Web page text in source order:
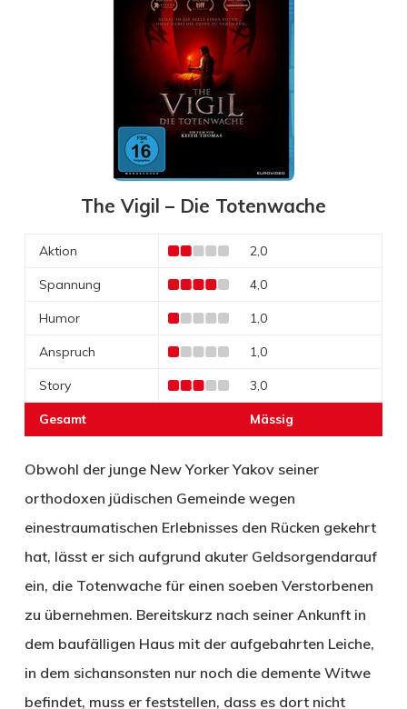
The Vigil – Die Totenwache
Aktion 2,0
Spannung 4,0
Humor 1,0
Anspruch 1,0
Story 3,0
Gesamt Mässig
Obwohl der junge New Yorker Yakov seiner
orthodoxen jüdischen Gemeinde wegen
einestraumatischen Erlebnisses den Rücken gekehrt
hat, lässt er sich aufgrund akuter Geldsorgendarauf
ein, die Totenwache für einen soeben Verstorbenen
zu übernehmen. Bereitskurz nach seiner Ankunft in
dem baufälligen Haus mit der aufgebahrten Leiche,
in dem sichansonsten nur noch die demente Witwe
befindet, muss er feststellen, dass es dort nicht